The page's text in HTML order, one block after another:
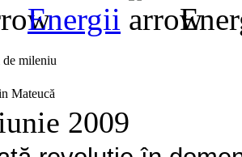
Energii
mileniu
Mateucă
2009